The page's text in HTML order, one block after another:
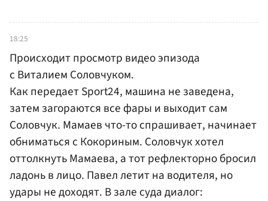
18:25
Происходит просмотр видео эпизода
с Виталием Соловчуком.
Как передает Sport24, машина не заведена,
затем загораются все фары и выходит сам
Соловчук. Мамаев что-то спрашивает, начинает
обниматься с Кокориным. Соловчук хотел
оттолкнуть Мамаева, а тот рефлекторно бросил
ладонь в лицо. Павел летит на водителя, но
удары не доходят. В зале суда диалог: